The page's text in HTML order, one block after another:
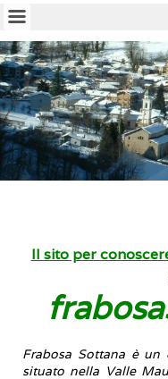
Il sito per
Frabosa Sottanaè un
situato nella Valle